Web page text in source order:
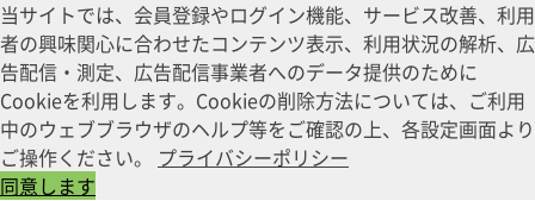
当サイトでは、会員登録やログイン機能、サービス改善、利用
者の興味関心に合わせたコンテンツ表示、利用状況の解析、広
告配信・測定、広告配信事業者へのデータ提供のために
Cookieを利用します。Cookieの削除方法については、ご利用
中のウェブブラウザのヘルプ等をご確認の上、各設定画面より
ご操作ください。 プライバシーポリシー
同意します